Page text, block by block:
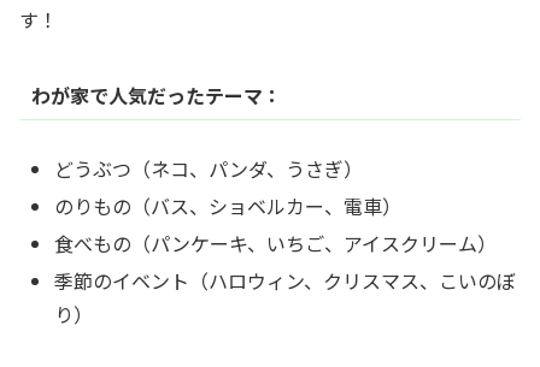
す！
わが家で人気だったテーマ：
どうぶつ（ネコ、パンダ、うさぎ）
のりもの（バス、ショベルカー、電車）
食べもの（パンケーキ、いちご、アイスクリーム）
季節のイベント（ハロウィン、クリスマス、こいのぼ
り）